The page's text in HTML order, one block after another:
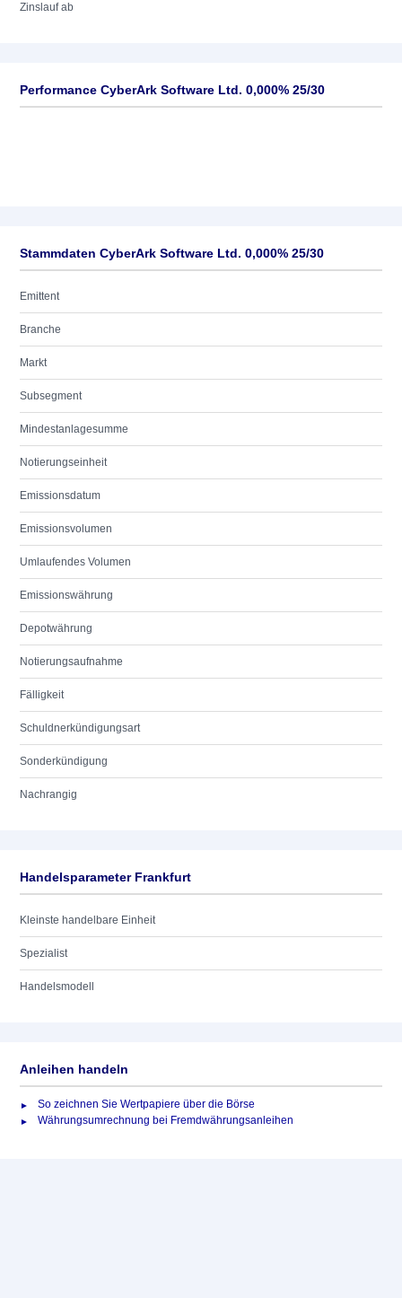
Zinslauf ab
Performance CyberArk Software Ltd. 0,000% 25/30
Stammdaten CyberArk Software Ltd. 0,000% 25/30
Emittent
Branche
Markt
Subsegment
Mindestanlagesumme
Notierungseinheit
Emissionsdatum
Emissionsvolumen
Umlaufendes Volumen
Emissionswährung
Depotwährung
Notierungsaufnahme
Fälligkeit
Schuldnerkündigungsart
Sonderkündigung
Nachrangig
Handelsparameter Frankfurt
Kleinste handelbare Einheit
Spezialist
Handelsmodell
Anleihen handeln
So zeichnen Sie Wertpapiere über die Börse
Währungsumrechnung bei Fremdwährungsanleihen